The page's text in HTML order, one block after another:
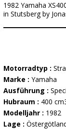
1982 Yamaha
in Stutsberg by
Motorradtyp :
Marke : Yamaha
Ausführung :
Hubraum : 400
Modelljahr : 1982
Lage :